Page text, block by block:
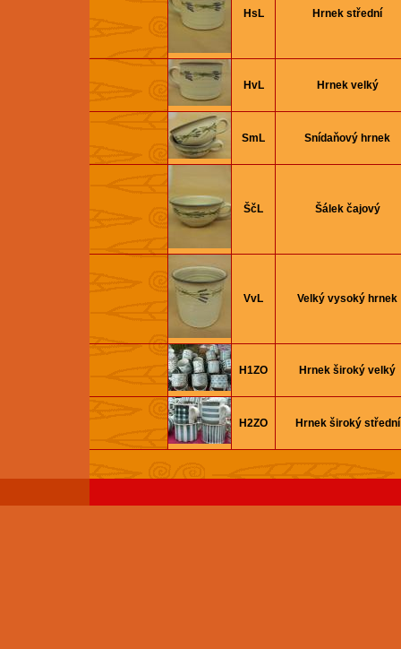
HsL Hrnek střední
HvL Hrnek velký
SmL Snídaňový hrnek
ŠčL Šálek čajový
VvL Velký vysoký hrnek
H1ZO Hrnek široký velký
H2ZO Hrnek široký střední